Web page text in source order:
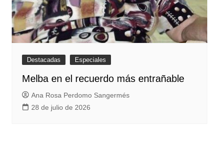
Destacadas Especiales
Melba en el recuerdo más entrañable
Ana Rosa Perdomo Sangermés
28 de julio de 2026